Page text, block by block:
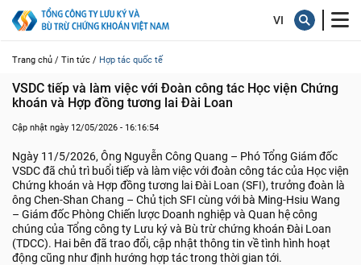
Trang chủ / Tin tức / Hợp tác quốc tế
VSDC tiếp và làm việc với Đoàn công tác Học viện Chứng
khoán và Hợp đồng tương lai Đài Loan
Cập nhật ngày 12/05/2026 - 16:16:54
Ngày 11/5/2026, Ông Nguyễn Công Quang – Phó Tổng Giám đốc
VSDC đã chủ trì buổi tiếp và làm việc với đoàn công tác của Học viện
Chứng khoán và Hợp đồng tương lai Đài Loan (SFI), trưởng đoàn là
ông Chen-Shan Chang – Chủ tịch SFI cùng với bà Ming-Hsiu Wang
– Giám đốc Phòng Chiến lược Doanh nghiệp và Quan hệ công
chúng của Tổng công ty Lưu ký và Bù trừ chứng khoán Đài Loan
(TDCC). Hai bên đã trao đổi, cập nhật thông tin về tình hình hoạt
động cũng như định hướng hợp tác trong thời gian tới.